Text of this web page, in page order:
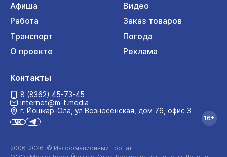
Афиша
Видео
Работа
Заказ товаров
Транспорт
Погода
О проекте
Реклама
2006-2026 © Информационный портал
Контакты
8 (8362) 45-73-45
internet@m-t.media
г. Йошкар‑Ола, ул Вознесенская, дом 76, офис 3
16+